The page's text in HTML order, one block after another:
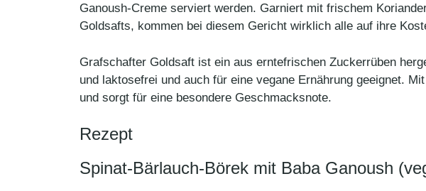
Ganoush-Creme serviert werden. Garniert mit frischem
Goldsafts, kommen bei diesem Gericht wirklich alle auf ihre
Grafschafter Goldsaft ist ein aus erntefrischen Zuckerrüben
und laktosefrei und auch für eine vegane Ernährung geeignet.
und sorgt für eine besondere Geschmacksnote.
Rezept
Spinat-Bärlauch-Börek mit Baba Ganoush